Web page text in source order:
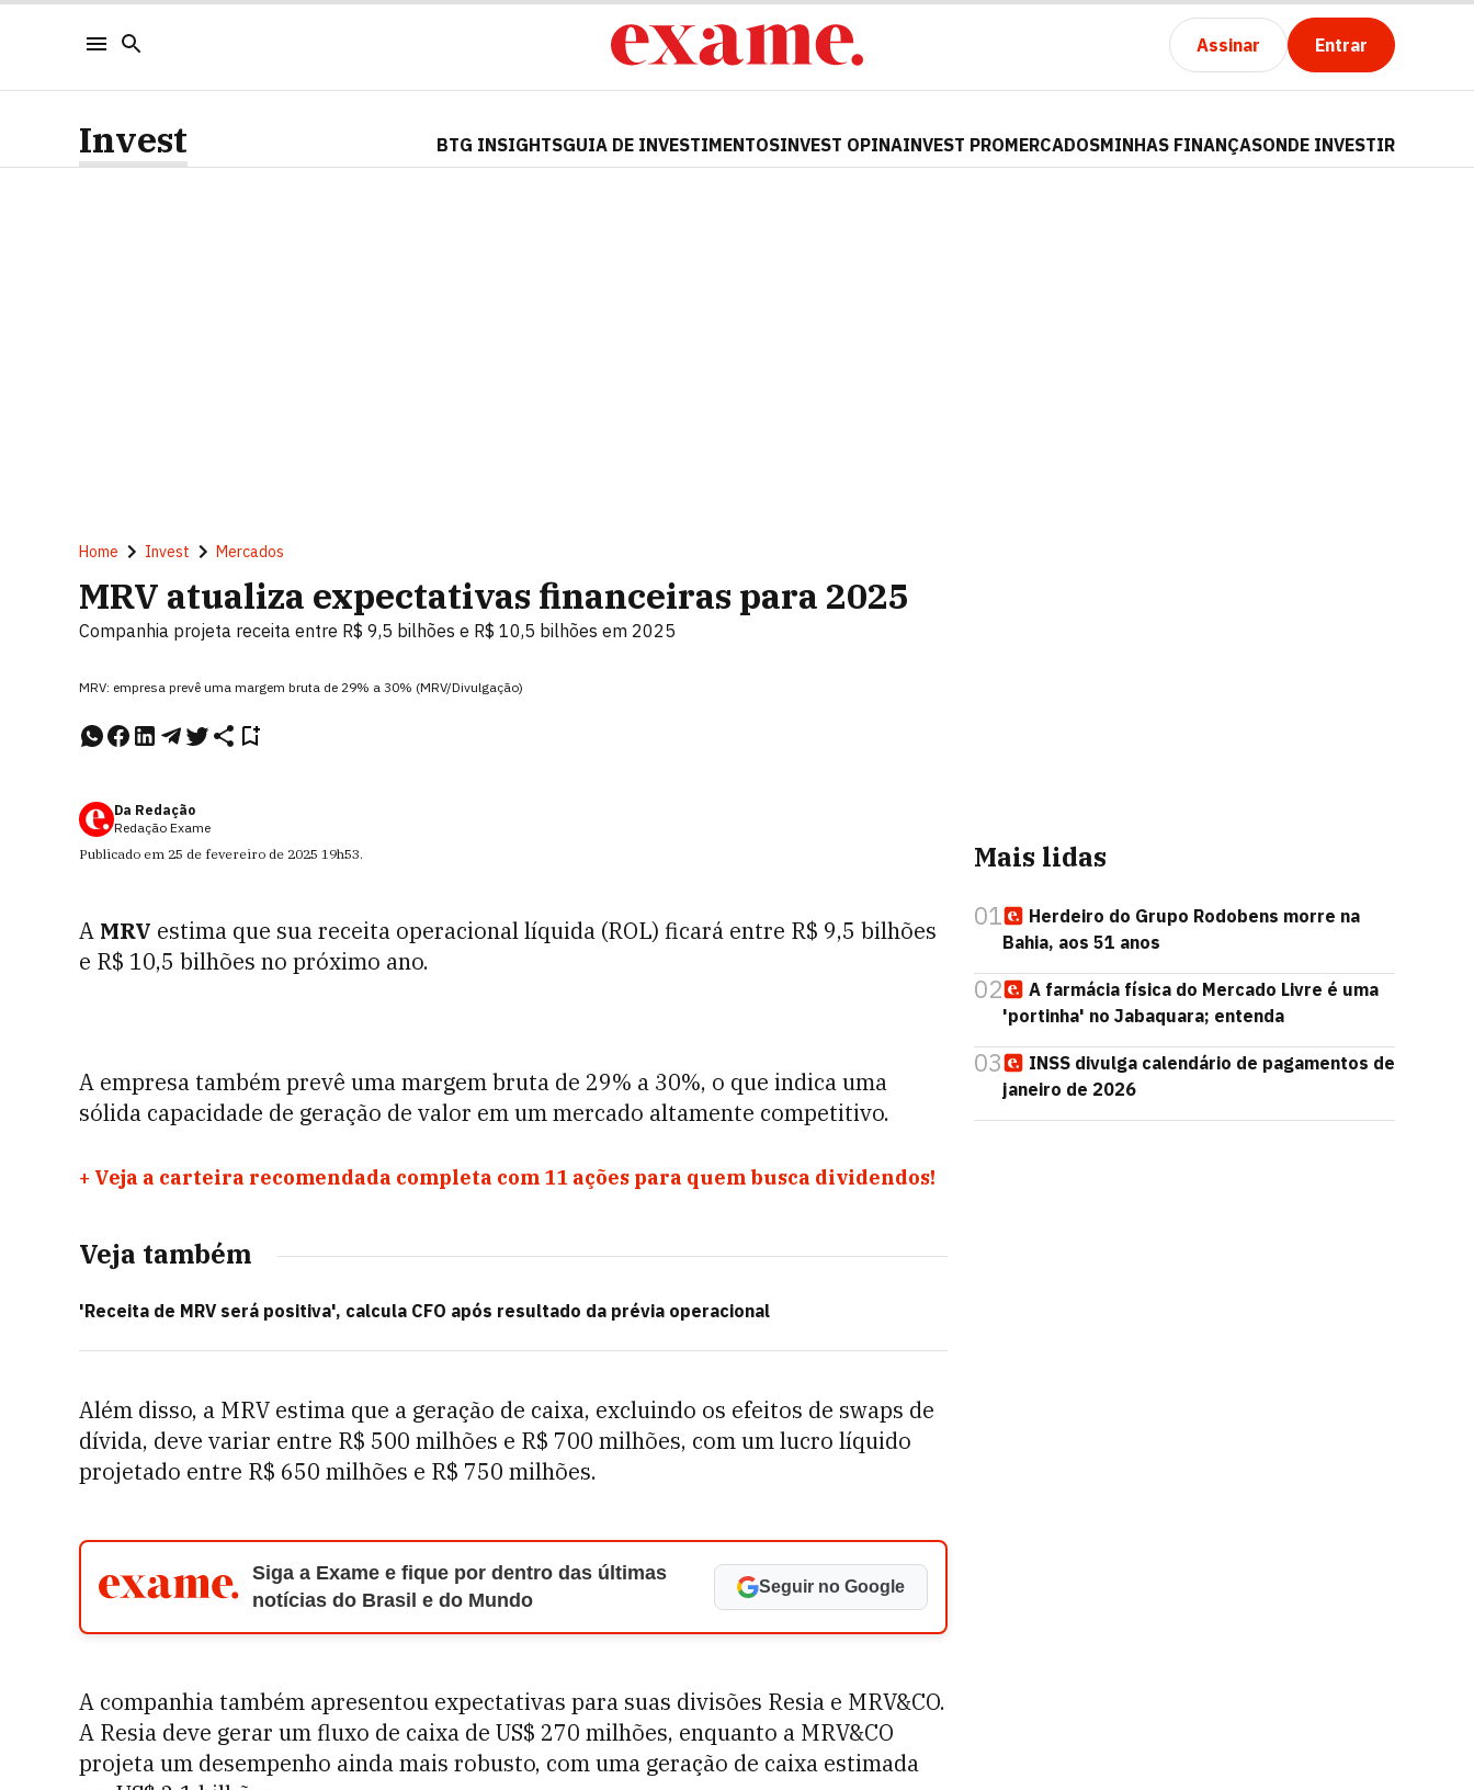
Assinar Entrar
Invest BTG INSIGHTSGUIA DE INVESTIMENTOSINVEST OPINAINVEST PROMERCADOSMINHAS FINANÇASONDE INVESTIR
Home Invest Mercados
MRV atualiza expectativas financeiras para 2025
Companhia projeta receita entre R$ 9,5 bilhões e R$ 10,5 bilhões em 2025
MRV: empresa prevê uma margem bruta de 29% a 30% (MRV/Divulgação)
Da Redação
Redação Exame
Publicado em 25 de fevereiro de 2025 19h53.
A MRV estima que sua receita operacional líquida (ROL) ficará entre R$ 9,5 bilhões
e R$ 10,5 bilhões no próximo ano.
A empresa também prevê uma margem bruta de 29% a 30%, o que indica uma
sólida capacidade de geração de valor em um mercado altamente competitivo.
+ Veja a carteira recomendada completa com 11 ações para quem busca dividendos!
Veja também
'Receita de MRV será positiva', calcula CFO após resultado da prévia operacional
Além disso, a MRV estima que a geração de caixa, excluindo os efeitos de swaps de
dívida, deve variar entre R$ 500 milhões e R$ 700 milhões, com um lucro líquido
projetado entre R$ 650 milhões e R$ 750 milhões.
Siga a Exame e fique por dentro das últimas
notícias do Brasil e do Mundo
Seguir no Google
A companhia também apresentou expectativas para suas divisões Resia e MRV&CO.
A Resia deve gerar um fluxo de caixa de US$ 270 milhões, enquanto a MRV&CO
projeta um desempenho ainda mais robusto, com uma geração de caixa estimada
Mais lidas
01
Herdeiro do Grupo Rodobens morre na
Bahia, aos 51 anos
02
A farmácia física do Mercado Livre é uma
'portinha' no Jabaquara; entenda
03
INSS divulga calendário de pagamentos de
janeiro de 2026